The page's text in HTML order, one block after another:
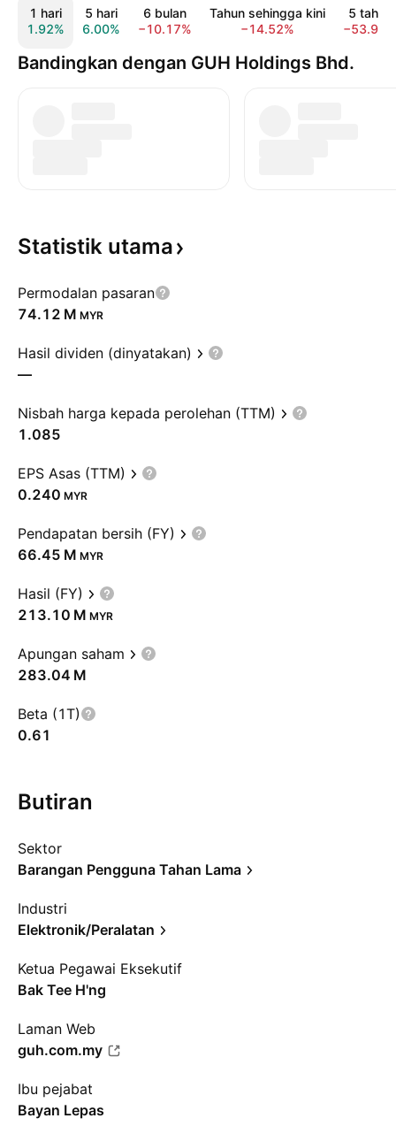
1 hari
1.92%
5 hari
6.00%
6 bulan
−10.17%
Tahun sehingga kini
−14.52%
5 tahun
−53.91%
Bandingkan dengan GUH Holdings Bhd.
Statistik utama
Permodalan pasaran
‪74.12 M‬ MYR
Hasil dividen (dinyatakan)
—
Nisbah harga kepada perolehan (TTM)
1.085
EPS Asas (TTM)
0.240 MYR
Pendapatan bersih (FY)
‪66.45 M‬ MYR
Hasil (FY)
‪213.10 M‬ MYR
Apungan saham
‪283.04 M‬
Beta (1T)
0.61
Butiran
Sektor
Barangan Pengguna Tahan Lama
Industri
Elektronik/Peralatan
Ketua Pegawai Eksekutif
Bak Tee H'ng
Laman Web
guh.com.my
Ibu pejabat
Bayan Lepas